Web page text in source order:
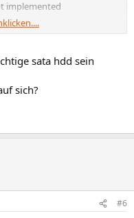
implemented
sata hdd sein
sich?
#6